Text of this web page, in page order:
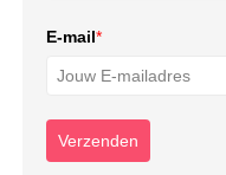
E-mail*
Verzenden